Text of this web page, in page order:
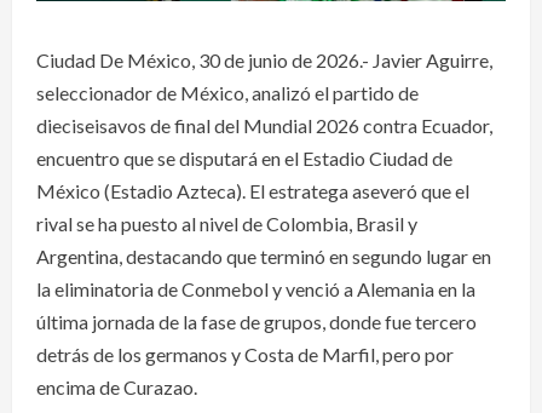
Ciudad De México, 30 de junio de 2026.- Javier Aguirre,
seleccionador de México, analizó el partido de
dieciseisavos de final del Mundial 2026 contra Ecuador,
encuentro que se disputará en el Estadio Ciudad de
México (Estadio Azteca). El estratega aseveró que el
rival se ha puesto al nivel de Colombia, Brasil y
Argentina, destacando que terminó en segundo lugar en
la eliminatoria de Conmebol y venció a Alemania en la
última jornada de la fase de grupos, donde fue tercero
detrás de los germanos y Costa de Marfil, pero por
encima de Curazao.